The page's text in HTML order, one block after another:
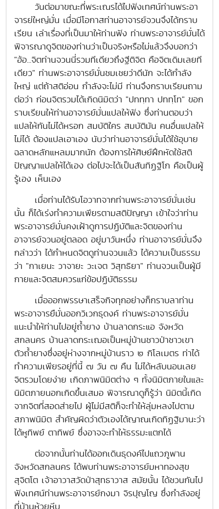
วันต่อมาขณะที่พระเณรได้ไปฟังเทศน์ท่านพระอา
จารย่ใหญ่มั่น เมื่อมีโอกาสท่านอาจารย์จวนจึงได้กราบ
เรียน เล่าเรื่องที่เป็นมาให้ท่านฟัง ท่านพระอาจารย์มั่นได้
พิจารณาดูจิตของท่านว่าเป็นจริงหรือไม่แล้วจึงบอกว่า
"อ้อ...จิตท่านจวนนี่รวมทีเดียวถึงฐีติจิต คือจิตเดิมเลยที
เดียว" ท่านพระอาจารย์มั่นชมเชยว่าดีนัก จะได้กำลัง
ใหญ่ แต่ถ้าสติอ่อน กำลังจะไม่มี ท่านจึงกราบเรียนถาม
ต่อว่า ก่อนจิตรวมได้เกิดนิมิตว่า "ปททฺทา ปททฺโท" ขอก
ราบเรียนให้ท่านอาจารย์มั่นแปลให้ฟัง ซึ่งท่านตอบว่า
แปลให้กันไม่ได้หรอก สมบัติใคร สมบัติมัน คนอื่นแปลให้
ไม่ได้ ต้องแปลเอาเอง นับว่าท่านอาจารย์มั่นได้ใช้อุบาย
ฉลาดหลักแหลมมากนัก ต้องการให้ศิษย์ฝึกหัดใช้สติ
ปัญญาแปลให้ได้เอง ต่อไปจะได้เป็นสันทิฏฐิโก คือเป็นผู้
รู้เอง เห็นเอง
เมื่อท่านได้รับโอวาทจากท่านพระอาจารย์มั่นเช่น
นั้น ก็ได้เร่งทำความเพียรตามสติปัญญา เข้าใจว่าท่าน
พระอาจารย์มั่นคงเฝ้าดูการปฏิบัติและจิตของท่าน
อาจารย์จวนอยู่ตลอด อยู่มาวันหนึ่ง ท่านอาจารย์มั่นจึง
กล่าวว่า ได้กำหนดจิตดูท่านจวนแล้ว ได้ความเป็นธรรม
ว่า "กาเยนะ วาจายะ วะเจต วิสุทธิยา" ท่านจวนเป็นผู้มี
กายและจิตสมควรแก่ข้อปฏิบัติธรรม
เมื่อออกพรรษาเสร็จกิจทุกอย่างก็กราบลาท่าน
พระอาจารยืมั่นออกวิเวกธุดงค์ ท่านพระอาจารย์มั่น
แนะนำให้ท่านไปอยู่ถ้ำยาง บ้านลาดกระแอ จังหวัด
สกลนคร บ้านลาดกระเฌอเป็นหมู่บ้านชาวป่าชาวเขา
ตัวถ้ำยางซึ่งอยู่ห่างจากหมู่บ้านราว ๒ กิโลเมตร ท่าได้
ทำความเพียรอยู่ที่นี้ ๗ วัน ๗ คืน ไม่ได้หลับนอนเลย
จิตรวมโดยง่าย เกิดภาพนิมิตต่าง ๆ ทั้งนิมิตภายในและ
นิมิตภายนอกเกิดขึ้นเสมอ พิจารณาดูก็รู้ว่า นิมิตนี้เกิด
จากจิตที่สอดส่ายไป ผู้ไม่มีสติก็จะทำให้ลุ่มหลงไปตาม
สภาพนิมิต สำคัญผิดว่าตัวเองได้ญาณเกิดทิฏฐิมานะว่า
ได้หูทิพย์ ตาทิพย์ ซึ่งอาจจะทำให้ธรรมะแตกได้
ต่อจากนั้นท่านได้ออกเดินธุดงค์ไปแถวภูพาน
จังหวัดสกลนคร ได้พบท่านพระอาจารย์มหาทองสุข
สุจิตโต เจ้าอาวาสวัดป่าสุทธาวาส สมัยนั้น ได้ชวนกันไป
ฟังเทศน์ท่านพระอาจารย์กงมา จิรปุญโญ ซึ่งกำลังอยู่
ที่บ้านห้วยหีบ